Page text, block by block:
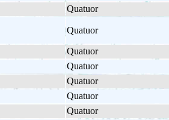
Quatuor
Quatuor
Quatuor
Quatuor
Quatuor
Quatuor
Quatuor